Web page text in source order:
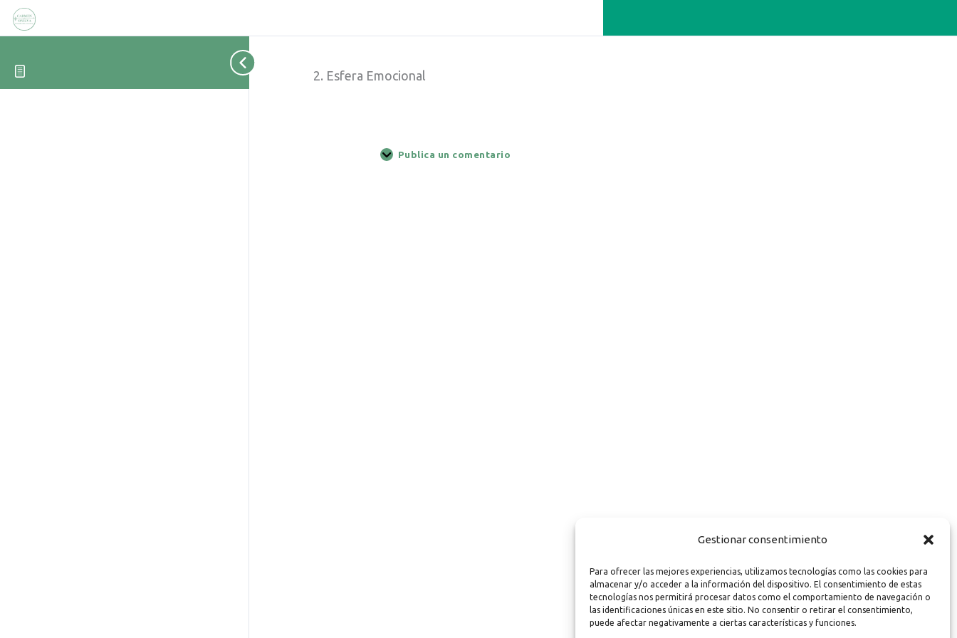
Gestionar consentimiento
Para ofrecer las mejores experiencias, utilizamos tecnologías como las cookies para
almacenar y/o acceder a la información del dispositivo. El consentimiento de estas
tecnologías nos permitirá procesar datos como el comportamiento de navegación o
las identificaciones únicas en este sitio. No consentir o retirar el consentimiento,
puede afectar negativamente a ciertas características y funciones.
2. Esfera Emocional
Publica un comentario